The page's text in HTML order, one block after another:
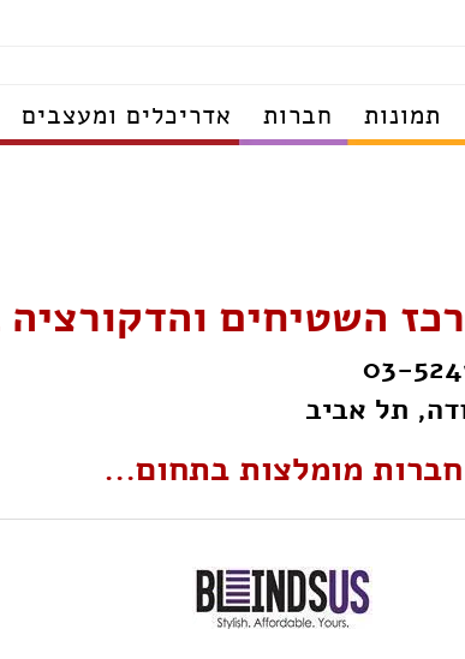
תמונות חברות אדריכלים ומעצבים
השטיחים
03-
תל אביב
חברות מומלצות בתחום...